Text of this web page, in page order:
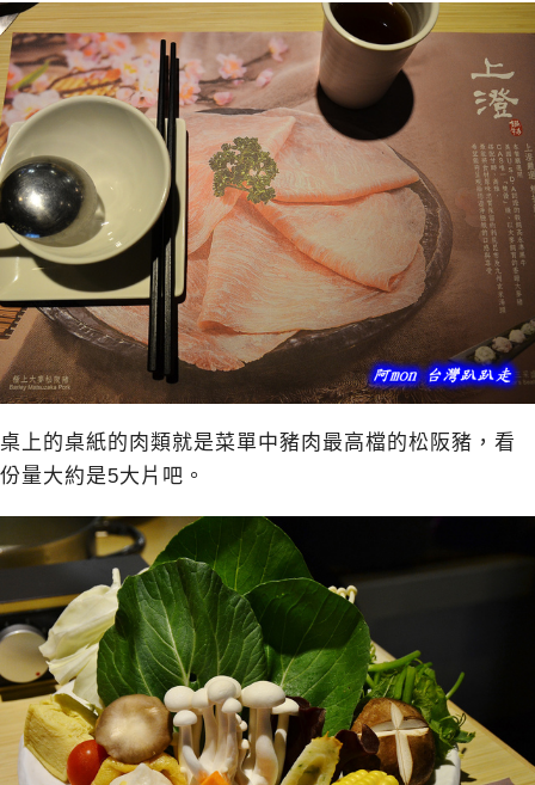
桌上的桌紙的肉類就是菜單中豬肉最高檔的松阪豬，看
份量大約是5大片吧。